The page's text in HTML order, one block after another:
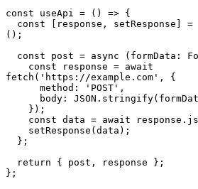
const useApi = () => {
();
const post = async (formData:
fetch('https://example.com', {
      method: 'POST',
body:
    });
const data = await
    setResponse(data);
  };
  return { post, response };
};